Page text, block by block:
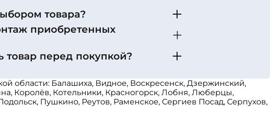
товара?
приобретенных
перед покупкой?
области: Балашиха, Видное, Воскресенск, Дзержинский,
Королёв, Котельники, Красногорск, Лобня, Люберцы,
Пушкино, Реутов, Раменское, Сергиев Посад, Серпухов,